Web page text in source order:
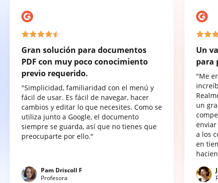
Gran solución para documentos
PDF con muy poco conocimiento
previo requerido.
"Simplicidad, familiaridad con el menú y
fácil de usar. Es fácil de navegar, hacer
cambios y editar lo que necesites. Como se
utiliza junto a Google, el documento
siempre se guarda, así que no tienes que
preocuparte por ello."
Pam Driscoll F
Profesora
Un
para
"Me
un
a los
en